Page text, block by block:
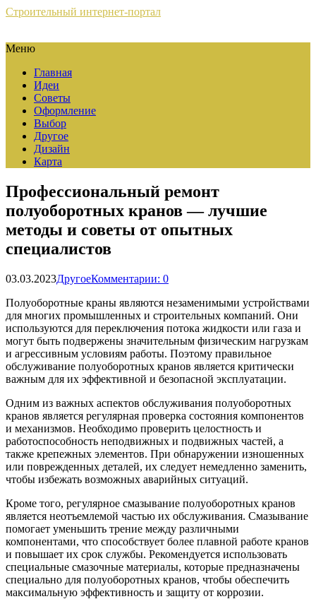
Строительный интернет-портал
Меню
Главная
Идеи
Советы
Оформление
Выбор
Другое
Дизайн
Карта
Профессиональный ремонт
полуоборотных кранов — лучшие
методы и советы от опытных
специалистов
03.03.2023ДругоеКомментарии: 0
Полуоборотные краны являются незаменимыми устройствами
для многих промышленных и строительных компаний. Они
используются для переключения потока жидкости или газа и
могут быть подвержены значительным физическим нагрузкам
и агрессивным условиям работы. Поэтому правильное
обслуживание полуоборотных кранов является критически
важным для их эффективной и безопасной эксплуатации.
Одним из важных аспектов обслуживания полуоборотных
кранов является регулярная проверка состояния компонентов
и механизмов. Необходимо проверить целостность и
работоспособность неподвижных и подвижных частей, а
также крепежных элементов. При обнаружении изношенных
или поврежденных деталей, их следует немедленно заменить,
чтобы избежать возможных аварийных ситуаций.
Кроме того, регулярное смазывание полуоборотных кранов
является неотъемлемой частью их обслуживания. Смазывание
помогает уменьшить трение между различными
компонентами, что способствует более плавной работе кранов
и повышает их срок службы. Рекомендуется использовать
специальные смазочные материалы, которые предназначены
специально для полуоборотных кранов, чтобы обеспечить
максимальную эффективность и защиту от коррозии.